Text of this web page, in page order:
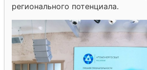
регионального потенциала.